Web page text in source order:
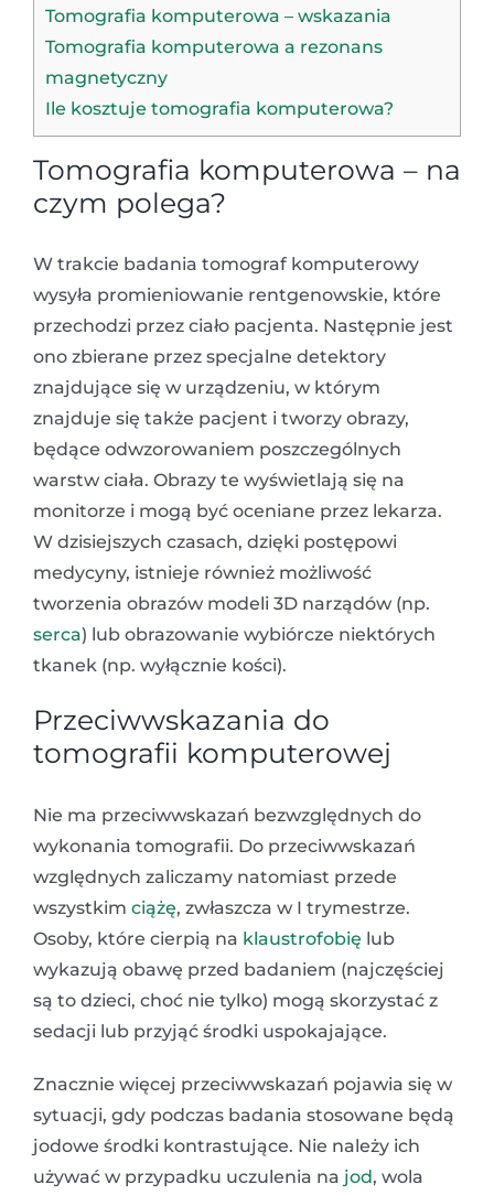
Tomografia komputerowa – wskazania
Tomografia komputerowa a rezonans
magnetyczny
Ile kosztuje tomografia komputerowa?
Tomografia komputerowa – na
czym polega?
W trakcie badania tomograf komputerowy
wysyła promieniowanie rentgenowskie, które
przechodzi przez ciało pacjenta. Następnie jest
ono zbierane przez specjalne detektory
znajdujące się w urządzeniu, w którym
znajduje się także pacjent i tworzy obrazy,
będące odwzorowaniem poszczególnych
warstw ciała. Obrazy te wyświetlają się na
monitorze i mogą być oceniane przez lekarza.
W dzisiejszych czasach, dzięki postępowi
medycyny, istnieje również możliwość
tworzenia obrazów modeli 3D narządów (np.
serca) lub obrazowanie wybiórcze niektórych
tkanek (np. wyłącznie kości).
Przeciwwskazania do
tomografii komputerowej
Nie ma przeciwwskazań bezwzględnych do
wykonania tomografii. Do przeciwwskazań
względnych zaliczamy natomiast przede
wszystkim ciążę, zwłaszcza w I trymestrze.
Osoby, które cierpią na klaustrofobię lub
wykazują obawę przed badaniem (najczęściej
są to dzieci, choć nie tylko) mogą skorzystać z
sedacji lub przyjąć środki uspokajające.
Znacznie więcej przeciwwskazań pojawia się w
sytuacji, gdy podczas badania stosowane będą
jodowe środki kontrastujące. Nie należy ich
używać w przypadku uczulenia na jod, wola